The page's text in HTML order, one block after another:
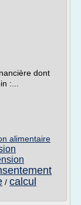
dont
:...
alimentaire
/ calcul